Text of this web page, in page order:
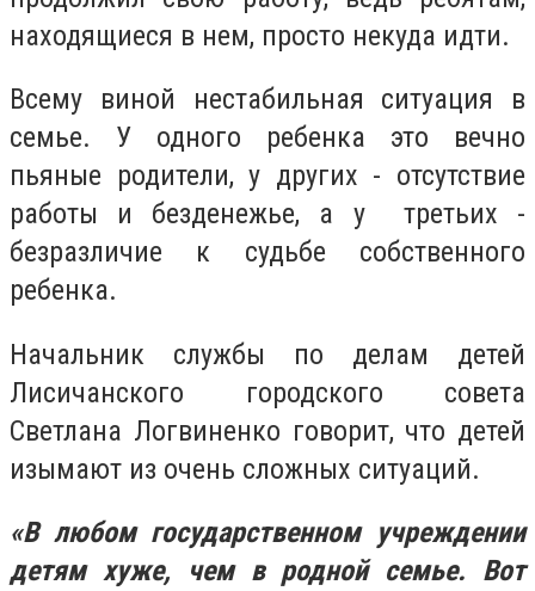
находящиеся в нем, просто некуда идти.
Всему виной нестабильная ситуация в
семье. У одного ребенка это вечно
пьяные родители, у других - отсутствие
работы и безденежье, а у третьих -
безразличие к судьбе собственного
ребенка.
Начальник службы по делам детей
Лисичанского городского совета
Светлана Логвиненко говорит, что детей
изымают из очень сложных ситуаций.
«В любом государственном учреждении
детям хуже, чем в родной семье. Вот